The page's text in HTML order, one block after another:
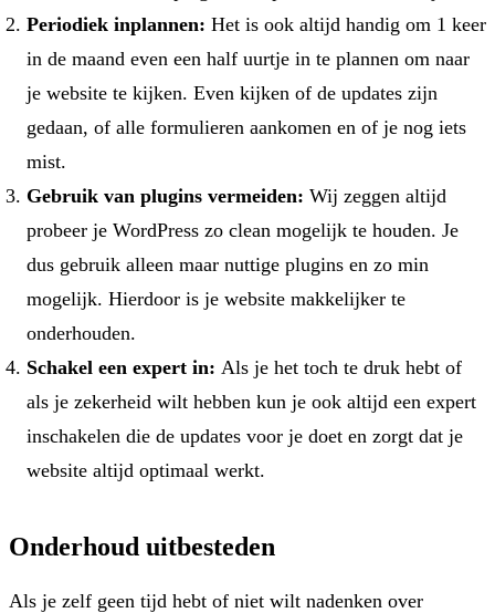
Periodiek inplannen: Het is ook altijd handig om 1 keer
in de maand even een half uurtje in te plannen om naar
je website te kijken. Even kijken of de updates zijn
gedaan, of alle formulieren aankomen en of je nog iets
mist.
Gebruik van plugins vermeiden: Wij zeggen altijd
probeer je WordPress zo clean mogelijk te houden. Je
dus gebruik alleen maar nuttige plugins en zo min
mogelijk. Hierdoor is je website makkelijker te
onderhouden.
Schakel een expert in: Als je het toch te druk hebt of
als je zekerheid wilt hebben kun je ook altijd een expert
inschakelen die de updates voor je doet en zorgt dat je
website altijd optimaal werkt.
Onderhoud uitbesteden
Als je zelf geen tijd hebt of niet wilt nadenken over